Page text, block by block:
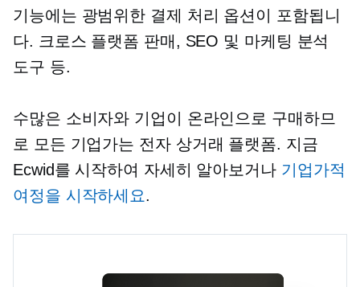
기능에는 광범위한 결제 처리 옵션이 포함됩니
다. 크로스 플랫폼 판매, SEO 및 마케팅 분석
도구 등.
수많은 소비자와 기업이 온라인으로 구매하므
로 모든 기업가는 전자 상거래 플랫폼. 지금
Ecwid를 시작하여 자세히 알아보거나 기업가적
여정을 시작하세요.